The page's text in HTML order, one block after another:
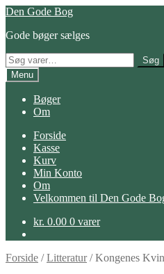
Spring
navigation
Spring
indhold
Den Gode Bog
Gode bøger sælges
Søg
efter:
Søg
Menu
Bøger
Om
Forside
Kasse
Kurv
Min Konto
Om
Velkommen til Den Gode
kr. 0.00 0 varer
Forside /Litteratur/Kongenes